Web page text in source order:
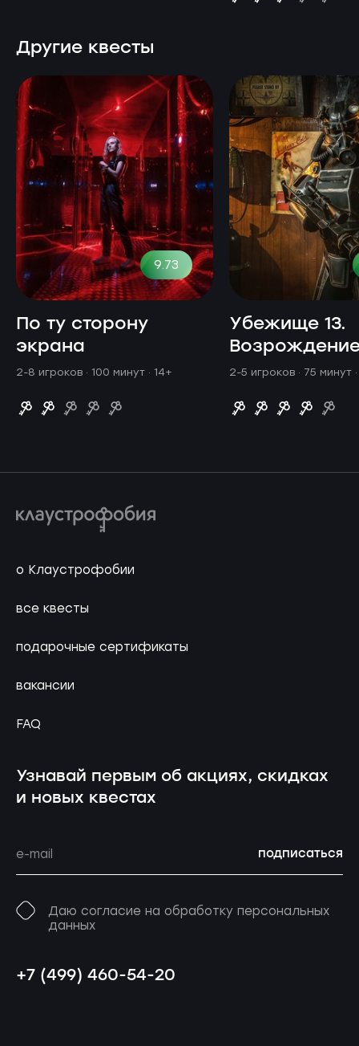
Другие квесты
9.73
По ту сторону
экрана
2-8 игроков · 100 минут · 14+
Убежище 13.
2-5 игроков · 75 минут
о Клаустрофобии
все квесты
подарочные сертификаты
вакансии
FAQ
Узнавай первым об акциях, скидках
и новых квестах
подписаться
Даю согласие на обработку персональных
данных
+7 (499) 460-54-20